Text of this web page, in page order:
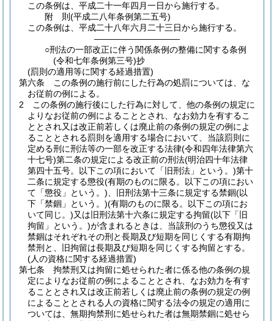
この条例は、平成二十一年四月一日から施行する。
附 則(平成二八年条例第二五号)
この条例は、平成二十八年六月二十三日から施行する。
――――――――――
○刑法の一部改正に伴う関係条例の整備に関する条例
(令和七年条例第三号)抄
(罰則の適用等に関する経過措置)
第六条
この条例の施行前にした行為の処罰については、な
お従前の例による。
2
この条例の施行後にした行為に対して、他の条例の規定に
よりなお従前の例によることとされ、なお効力を有するこ
ととされ又は改正前若しくは廃止前の条例の規定の例によ
ることとされる罰則を適用する場合において、当該罰則に
定める刑に刑法等の一部を改正する法律(令和四年法律第六
十七号)第二条の規定による改正前の刑法(明治四十年法律
第四十五号。以下この項において「旧刑法」という。)第十
二条に規定する懲役(有期のものに限る。以下この項におい
て「懲役」という。) 、旧刑法第十三条に規定する禁錮(以
下「禁錮」という。)(有期のものに限る。以下この項にお
いて同じ。)又は旧刑法第十六条に規定する拘留(以下「旧
拘留」という。)が含まれるときは、当該刑のうち懲役又は
禁錮はそれぞれその刑と長期及び短期を同じくする有期拘
禁刑と、旧拘留は長期及び短期を同じくする拘留とする。
(人の資格に関する経過措置)
第七条
拘禁刑又は拘留に処せられた者に係る他の条例の規
定によりなお従前の例によることとされ、なお効力を有す
ることとされ又は改正前若しくは廃止前の条例の規定の例
によることとされる人の資格に関する法令の規定の適用に
ついては、無期拘禁刑に処せられた者は無期禁錮に処せら